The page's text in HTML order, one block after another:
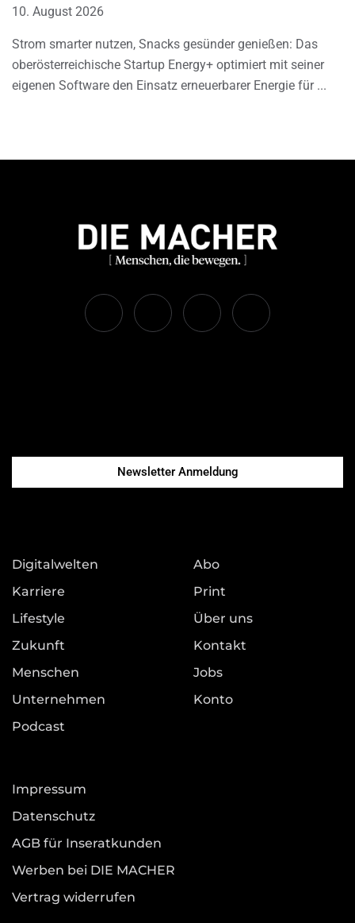
10. August 2026
Strom smarter nutzen, Snacks gesünder genießen: Das
oberösterreichische Startup Energy+ optimiert mit seiner
eigenen Software den Einsatz erneuerbarer Energie für
Newsletter Anmeldung
Digitalwelten
Karriere
Lifestyle
Zukunft
Menschen
Unternehmen
Podcast
Abo
Print
Über uns
Kontakt
Jobs
Konto
Impressum
Datenschutz
AGB für Inseratkunden
Werben bei DIE MACHER
Vertrag widerrufen